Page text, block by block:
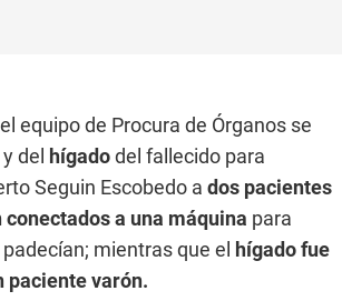
equipo de Procura de Órganos se
del hígadodel fallecido para
Seguin Escobedo a dos pacientes
a una máquina para
mientras que el hígado fue
paciente varón.